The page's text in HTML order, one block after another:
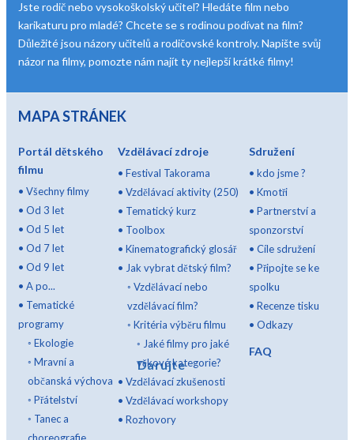
Darujte
Jste rodič nebo vysokoškolský učitel? Hledáte film nebo
karikaturu pro mladé? Chcete se s rodinou podívat na film?
Důležité jsou názory učitelů a rodičovské kontroly. Napište svůj
názor na filmy, pomozte nám najít ty nejlepší krátké filmy!
MAPA STRÁNEK
Portál dětského
filmu
• Všechny filmy
• Od 3 let
• Od 5 let
• Od 7 let
• Od 9 let
• A po...
• Tematické
programy
◦ Ekologie
◦ Mravní a
občanská výchova
◦ Přátelství
◦ Tanec a
Vzdělávací zdroje
• Festival Takorama
• Vzdělávací aktivity (250)
• Tematický kurz
• Toolbox
• Kinematografický glosář
• Jak vybrat dětský film?
◦ Vzdělávací nebo
vzdělávací film?
◦ Kritéria výběru filmu
◦ Jaké filmy pro jaké
věkové kategorie?
• Vzdělávací zkušenosti
• Vzdělávací workshopy
• Rozhovory
Sdružení
•kdo jsme ?
•Kmotři
•Partnerství a
sponzorství
•Cíle sdružení
•Připojte se ke
spolku
•Recenze tisku
•Odkazy
FAQ